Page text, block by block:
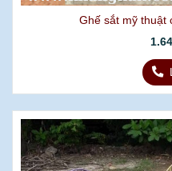
Ghế sắt mỹ